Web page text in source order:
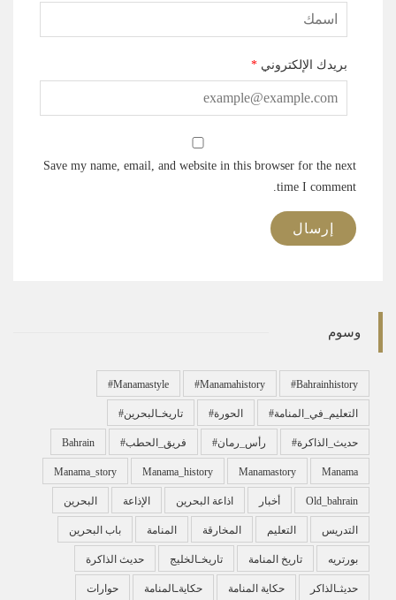
بريدك الإلكتروني *
Save my name, email, and website in this browser for the next
time I comment.
وسوم
#bahrainhistory
#manamahistory
#manamastyle
#التعليم_في_المنامة #الحورة #تاريخـالبحرين
#حديث_الذاكرة #رأس_رمان #فريق_الحطب Bahrain
Manama
Manamastory
Manama_history
Manama_story
Old_bahrain أخبار اذاعة البحرين الإذاعة البحرين
التدريس التعليم المخارقة المنامة باب البحرين
بورتريه تاريخ المنامة تاريخـالخليج حديث الذاكرة
حديثـالذاكر حكاية المنامة حكايةـالمنامة حوارات